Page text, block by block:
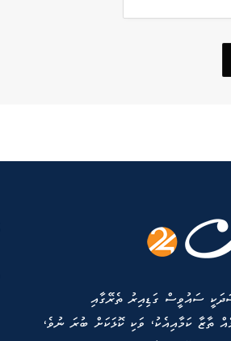
ސައުވީސް ގަޑިއިރު ތެރޭގާއި
ތާޒާ ކަމާއިއެކު، ވަކި ކޮޅަކަށް ބުރަ ނުވެ،